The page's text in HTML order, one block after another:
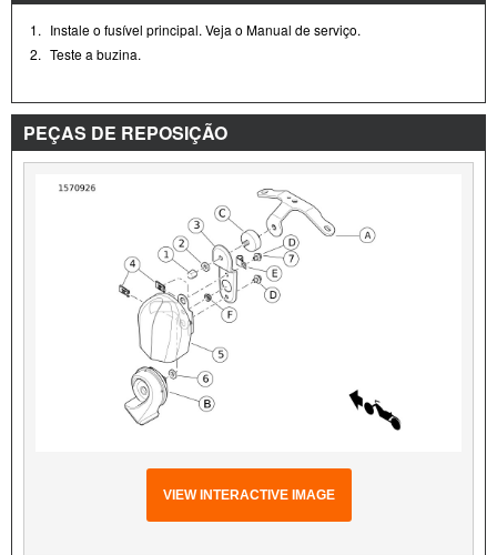
1. Instale o fusível principal. Veja o Manual de serviço.
2. Teste a buzina.
PEÇAS DE REPOSIÇÃO
VIEW INTERACTIVE IMAGE